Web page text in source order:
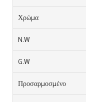
Χρώμα
N.W
G.W
Προσαρμοσμένο